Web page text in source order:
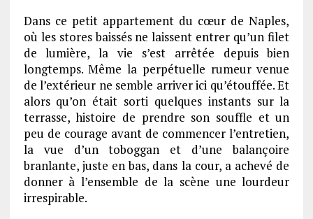
Dans ce petit appartement du cœur de Naples,
où les stores baissés ne laissent entrer qu’un filet
de lumière, la vie s’est arrêtée depuis bien
longtemps. Même la perpétuelle rumeur venue
de l’extérieur ne semble arriver ici qu’étouffée. Et
alors qu’on était sorti quelques instants sur la
terrasse, histoire de prendre son souffle et un
peu de courage avant de commencer l’entretien,
la vue d’un toboggan et d’une balançoire
branlante, juste en bas, dans la cour, a achevé de
donner à l’ensemble de la scène une lourdeur
irrespirable.